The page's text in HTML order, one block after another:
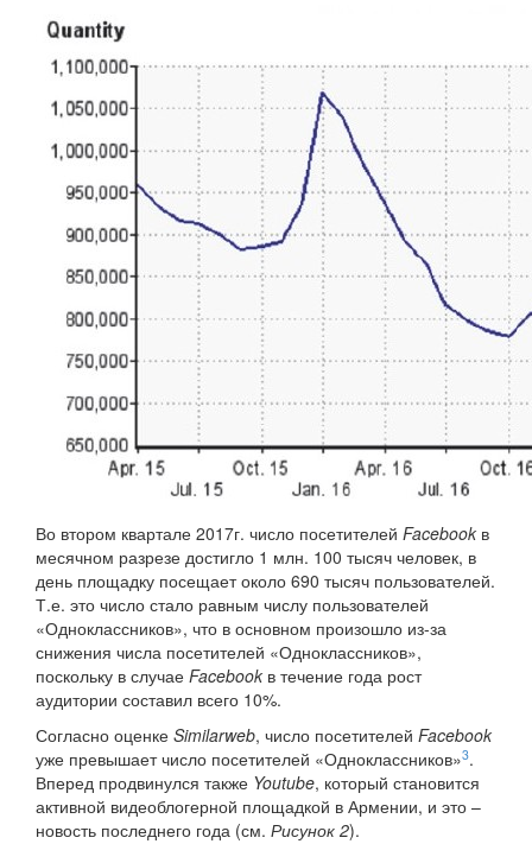
Во втором квартале 2017г. число посетителей Facebook в
месячном разрезе достигло 1 млн. 100 тысяч человек, в
день площадку посещает около 690 тысяч пользователей.
Т.е. это число стало равным числу пользователей
«Одноклассников», что в основном произошло из-за
снижения числа посетителей «Одноклассников»,
поскольку в случае Facebook в течение года рост
аудитории составил всего 10%.
Согласно оценке Similarweb, число посетителей Facebook
уже превышает число посетителей «Одноклассников»3.
Вперед продвинулся также Youtube, который становится
активной видеоблогерной площадкой в Армении, и это –
новость последнего года (см. Рисунок 2).